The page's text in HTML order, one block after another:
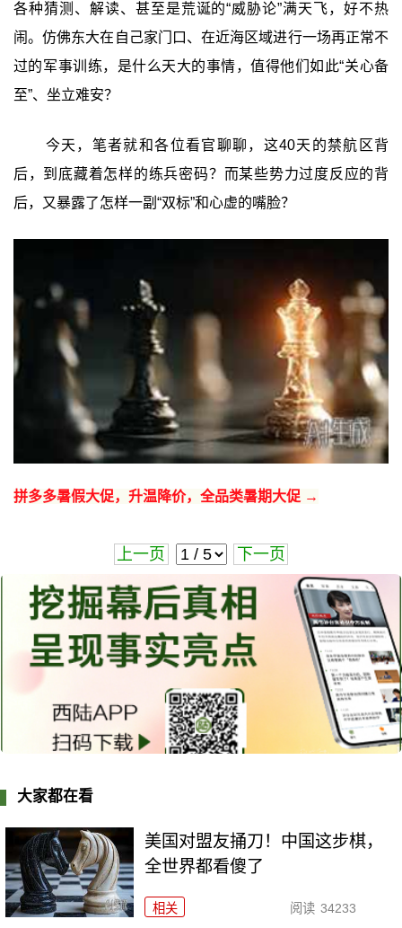
各种猜测、解读、甚至是荒诞的“威胁论”满天飞，好不热
闹。仿佛东大在自己家门口、在近海区域进行一场再正常不
过的军事训练，是什么天大的事情，值得他们如此“关心备
至”、坐立难安？
今天，笔者就和各位看官聊聊，这40天的禁航区背
后，到底藏着怎样的练兵密码？而某些势力过度反应的背
后，又暴露了怎样一副“双标”和心虚的嘴脸？
拼多多暑假大促，升温降价，全品类暑期大促 →
上一页 下一页
大家都在看
美国对盟友捅刀！中国这步棋，
全世界都看傻了
相关 阅读 34233